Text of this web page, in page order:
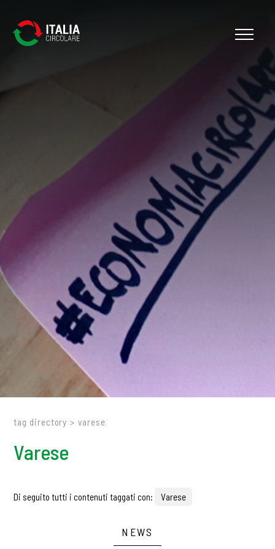
tag directory > varese
Varese
Di seguito tutti i contenuti taggati con: Varese
NEWS